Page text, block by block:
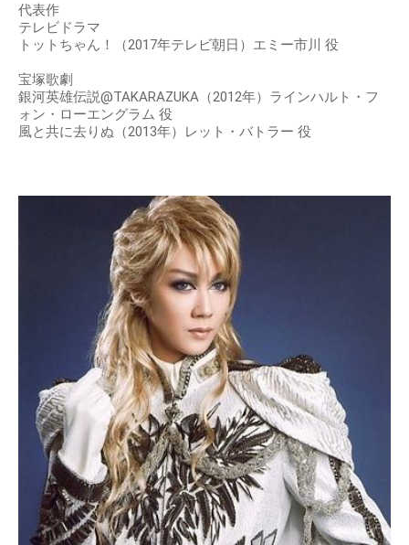
代表作
テレビドラマ
トットちゃん！（2017年テレビ朝日）エミー市川 役
宝塚歌劇
銀河英雄伝説@TAKARAZUKA（2012年）ラインハルト・フ
ォン・ローエングラム 役
風と共に去りぬ（2013年）レット・バトラー 役